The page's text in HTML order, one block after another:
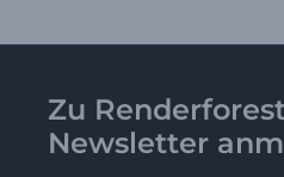
Zu
Newsletter